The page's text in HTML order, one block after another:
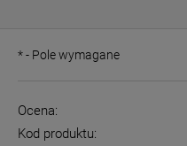
*- Pole wymagane
Ocena:
Kod produktu: